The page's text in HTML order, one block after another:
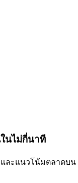
และสินค้าโภคภัณฑ์
นไม่กี่นาที
ละแนวโน้มตลาดบน